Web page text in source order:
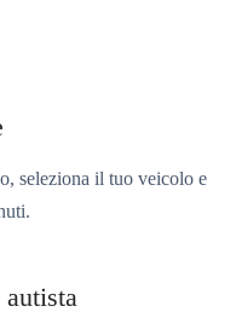
seleziona il tuo veicolo e